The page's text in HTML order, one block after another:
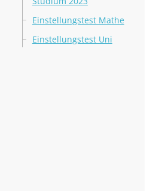
Einstellungstest Mathe
Einstellungstest Uni